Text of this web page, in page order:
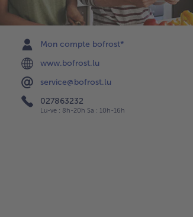
Mon compte bofrost*
www.bofrost.lu
service@bofrost.lu
027863232
Lu-ve : 8h-20h Sa : 10h-16h